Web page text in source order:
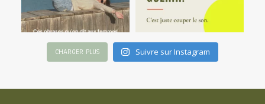
CHARGER PLUS Suivre sur Instagram